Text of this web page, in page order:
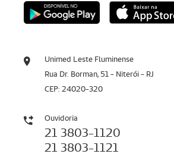
Unimed Leste Fluminense
Rua Dr. Borman, 51 - Niterói - RJ
CEP: 24020-320
Ouvidoria
21 3803-1120
21 3803-1121